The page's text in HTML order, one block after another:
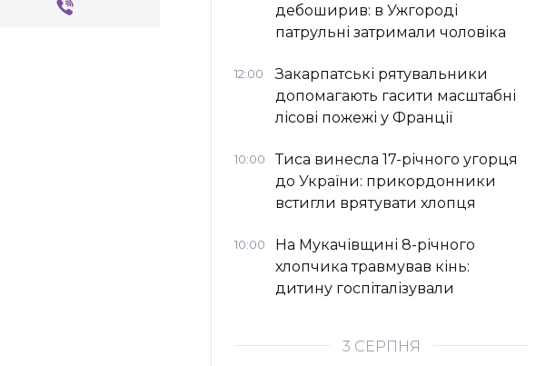
дебоширив: в Ужгороді
патрульні затримали чоловіка
12:00
Закарпатські рятувальники
допомагають гасити масштабні
лісові пожежі у Франції
10:00
Тиса винесла 17-річного угорця
до України: прикордонники
встигли врятувати хлопця
10:00
На Мукачівщині 8-річного
хлопчика травмував кінь:
дитину госпіталізували
3 СЕРПНЯ